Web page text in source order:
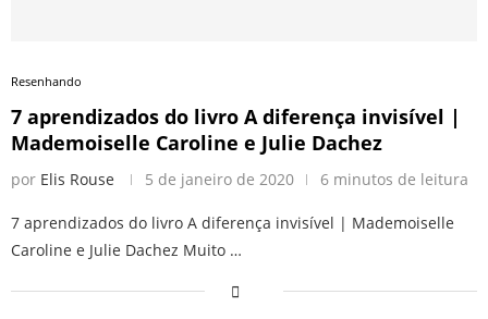
Resenhando
7 aprendizados do livro A diferença invisível |
Mademoiselle Caroline e Julie Dachez
por Elis Rouse 5 de janeiro de 2020 6 minutos de leitura
7 aprendizados do livro A diferença invisível | Mademoiselle
Caroline e Julie Dachez Muito …